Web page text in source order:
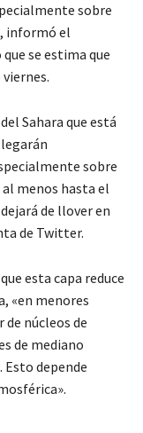
sobre
informó el
se estima que
Sahara que está
sobre
menos hasta el
de llover en
de Twitter.
esta capa reduce
«en menores
núcleos de
de mediano
depende